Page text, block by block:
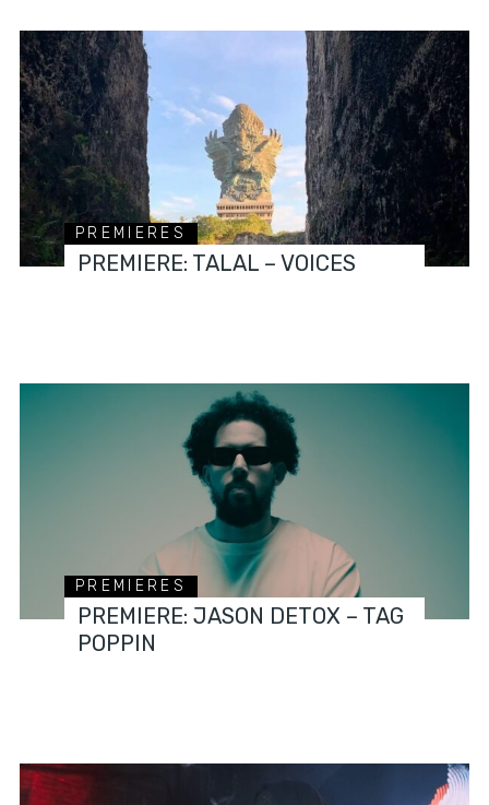
PREMIERES
PREMIERE: TALAL – VOICES
PREMIERES
PREMIERE: JASON DETOX – TAG
POPPIN